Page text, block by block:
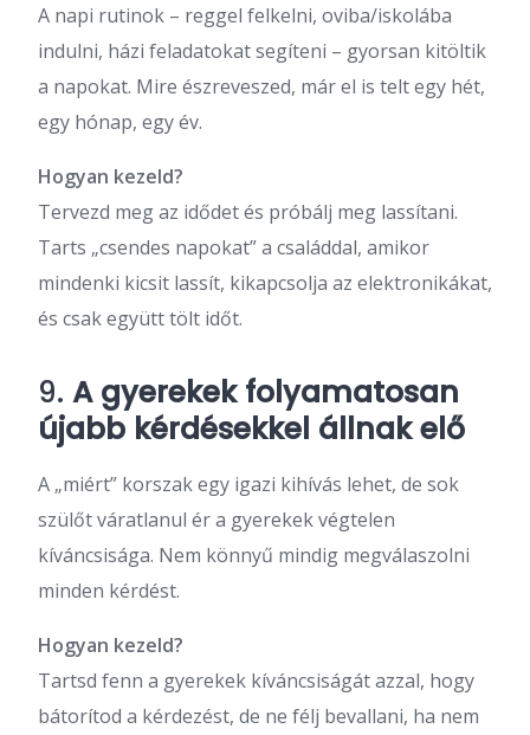
A napi rutinok – reggel felkelni, oviba/iskolába
indulni, házi feladatokat segíteni – gyorsan kitöltik
a napokat. Mire észreveszed, már el is telt egy hét,
egy hónap, egy év.
Hogyan kezeld?
Tervezd meg az idődet és próbálj meg lassítani.
Tarts „csendes napokat” a családdal, amikor
mindenki kicsit lassít, kikapcsolja az elektronikákat,
és csak együtt tölt időt.
9. A gyerekek folyamatosan
újabb kérdésekkel állnak elő
A „miért” korszak egy igazi kihívás lehet, de sok
szülőt váratlanul ér a gyerekek végtelen
kíváncsisága. Nem könnyű mindig megválaszolni
minden kérdést.
Hogyan kezeld?
Tartsd fenn a gyerekek kíváncsiságát azzal, hogy
bátorítod a kérdezést, de ne félj bevallani, ha nem